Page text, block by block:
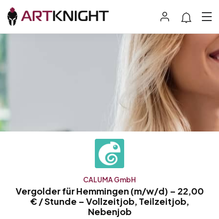
CALUMA GmbH
Vergolder für Hemmingen (m/w/d) – 22,00
€ / Stunde – Vollzeitjob, Teilzeitjob,
Nebenjob